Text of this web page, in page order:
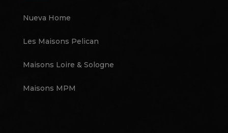
Nueva Home
Les Maisons Pelican
Maisons Loire & Sologne
Maisons MPM